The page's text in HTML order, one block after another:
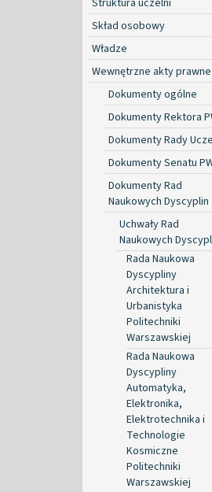
Skład osobowy
Władze
Wewnętrzne akty prawne
Dokumenty ogólne
Dokumenty Rektora
Dokumenty Rady
Dokumenty Senatu
Dokumenty Rad
Naukowych Dyscyplin
Uchwały Rad
Naukowych
Rada Naukowa
Dyscypliny
Architektura i
Urbanistyka
Politechniki
Warszawskiej
Rada Naukowa
Dyscypliny
Automatyka,
Elektronika,
Elektrotechnika i
Technologie
Kosmiczne
Politechniki
Warszawskiej